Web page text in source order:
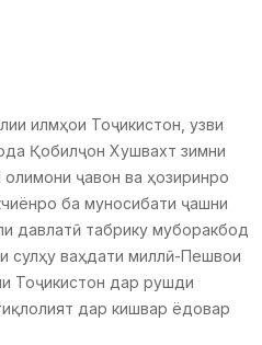
илмҳои Тоҷикистон, узви
Қобилҷон Хушвахт зимни
ҷавон ва ҳозиринро
ба муносибати ҷашни
давлатӣ табрику муборакбод
сулҳу ваҳдати миллӣ-Пешвои
Тоҷикистон дар рушди
дар кишвар ёдовар